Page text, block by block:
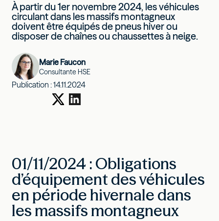
À partir du 1er novembre 2024, les véhicules
circulant dans les massifs montagneux
doivent être équipés de pneus hiver ou
disposer de chaînes ou chaussettes à neige.
Marie Faucon
Consultante HSE
Publication :14.11.2024
01/11/2024 : Obligations
d’équipement des véhicules
en période hivernale dans
les massifs montagneux